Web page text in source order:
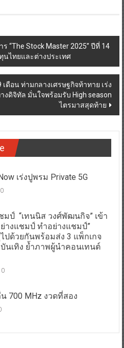
“The Stock Master 2025” ปีที่ 14
นไทยและต่างประเทศ
ดือน ท่ามกลางเศรษฐกิจท้าทาย เร่ง
ดิจิทัล มั่นใจพร้อมรับ High season
ไตรมาสสุดท้าย
เร่งปูพรม Private 5G
0
ป์ “เทนนิส วงศ์พัฒนกิจ” เข้า
างแชมป์ ทำอย่างแชมป์”
ด้วยกันพร้อมส่ง 3 แพ็กเกจ
นเทิง ย้ำภาพผู้นำคอนเทนต์
0
700 MHz งวดที่สอง